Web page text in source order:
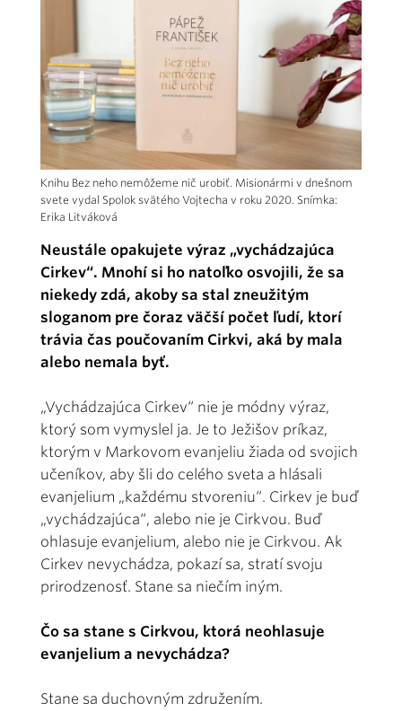
Knihu Bez neho nemôžeme nič urobiť. Misionármi v dnešnom
svete vydal Spolok svätého Vojtecha v roku 2020. Snímka:
Erika Litváková
Neustále opakujete výraz „vychádzajúca
Cirkev“. Mnohí si ho natoľko osvojili, že sa
niekedy zdá, akoby sa stal zneužitým
sloganom pre čoraz väčší počet ľudí, ktorí
trávia čas poučovaním Cirkvi, aká by mala
alebo nemala byť.
„Vychádzajúca Cirkev“ nie je módny výraz,
ktorý som vymyslel ja. Je to Ježišov príkaz,
ktorým v Markovom evanjeliu žiada od svojich
učeníkov, aby šli do celého sveta a hlásali
evanjelium „každému stvoreniu“. Cirkev je buď
„vychádzajúca“, alebo nie je Cirkvou. Buď
ohlasuje evanjelium, alebo nie je Cirkvou. Ak
Cirkev nevychádza, pokazí sa, stratí svoju
prirodzenosť. Stane sa niečím iným.
Čo sa stane s Cirkvou, ktorá neohlasuje
evanjelium a nevychádza?
Stane sa duchovným združením.